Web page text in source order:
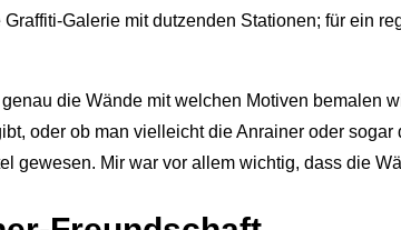
Galerie mit dutzenden Stationen; für ein
die Wände mit welchen Motiven bemalen
oder ob man vielleicht die Anrainer oder
gewesen. Mir war vor allem wichtig, dass die